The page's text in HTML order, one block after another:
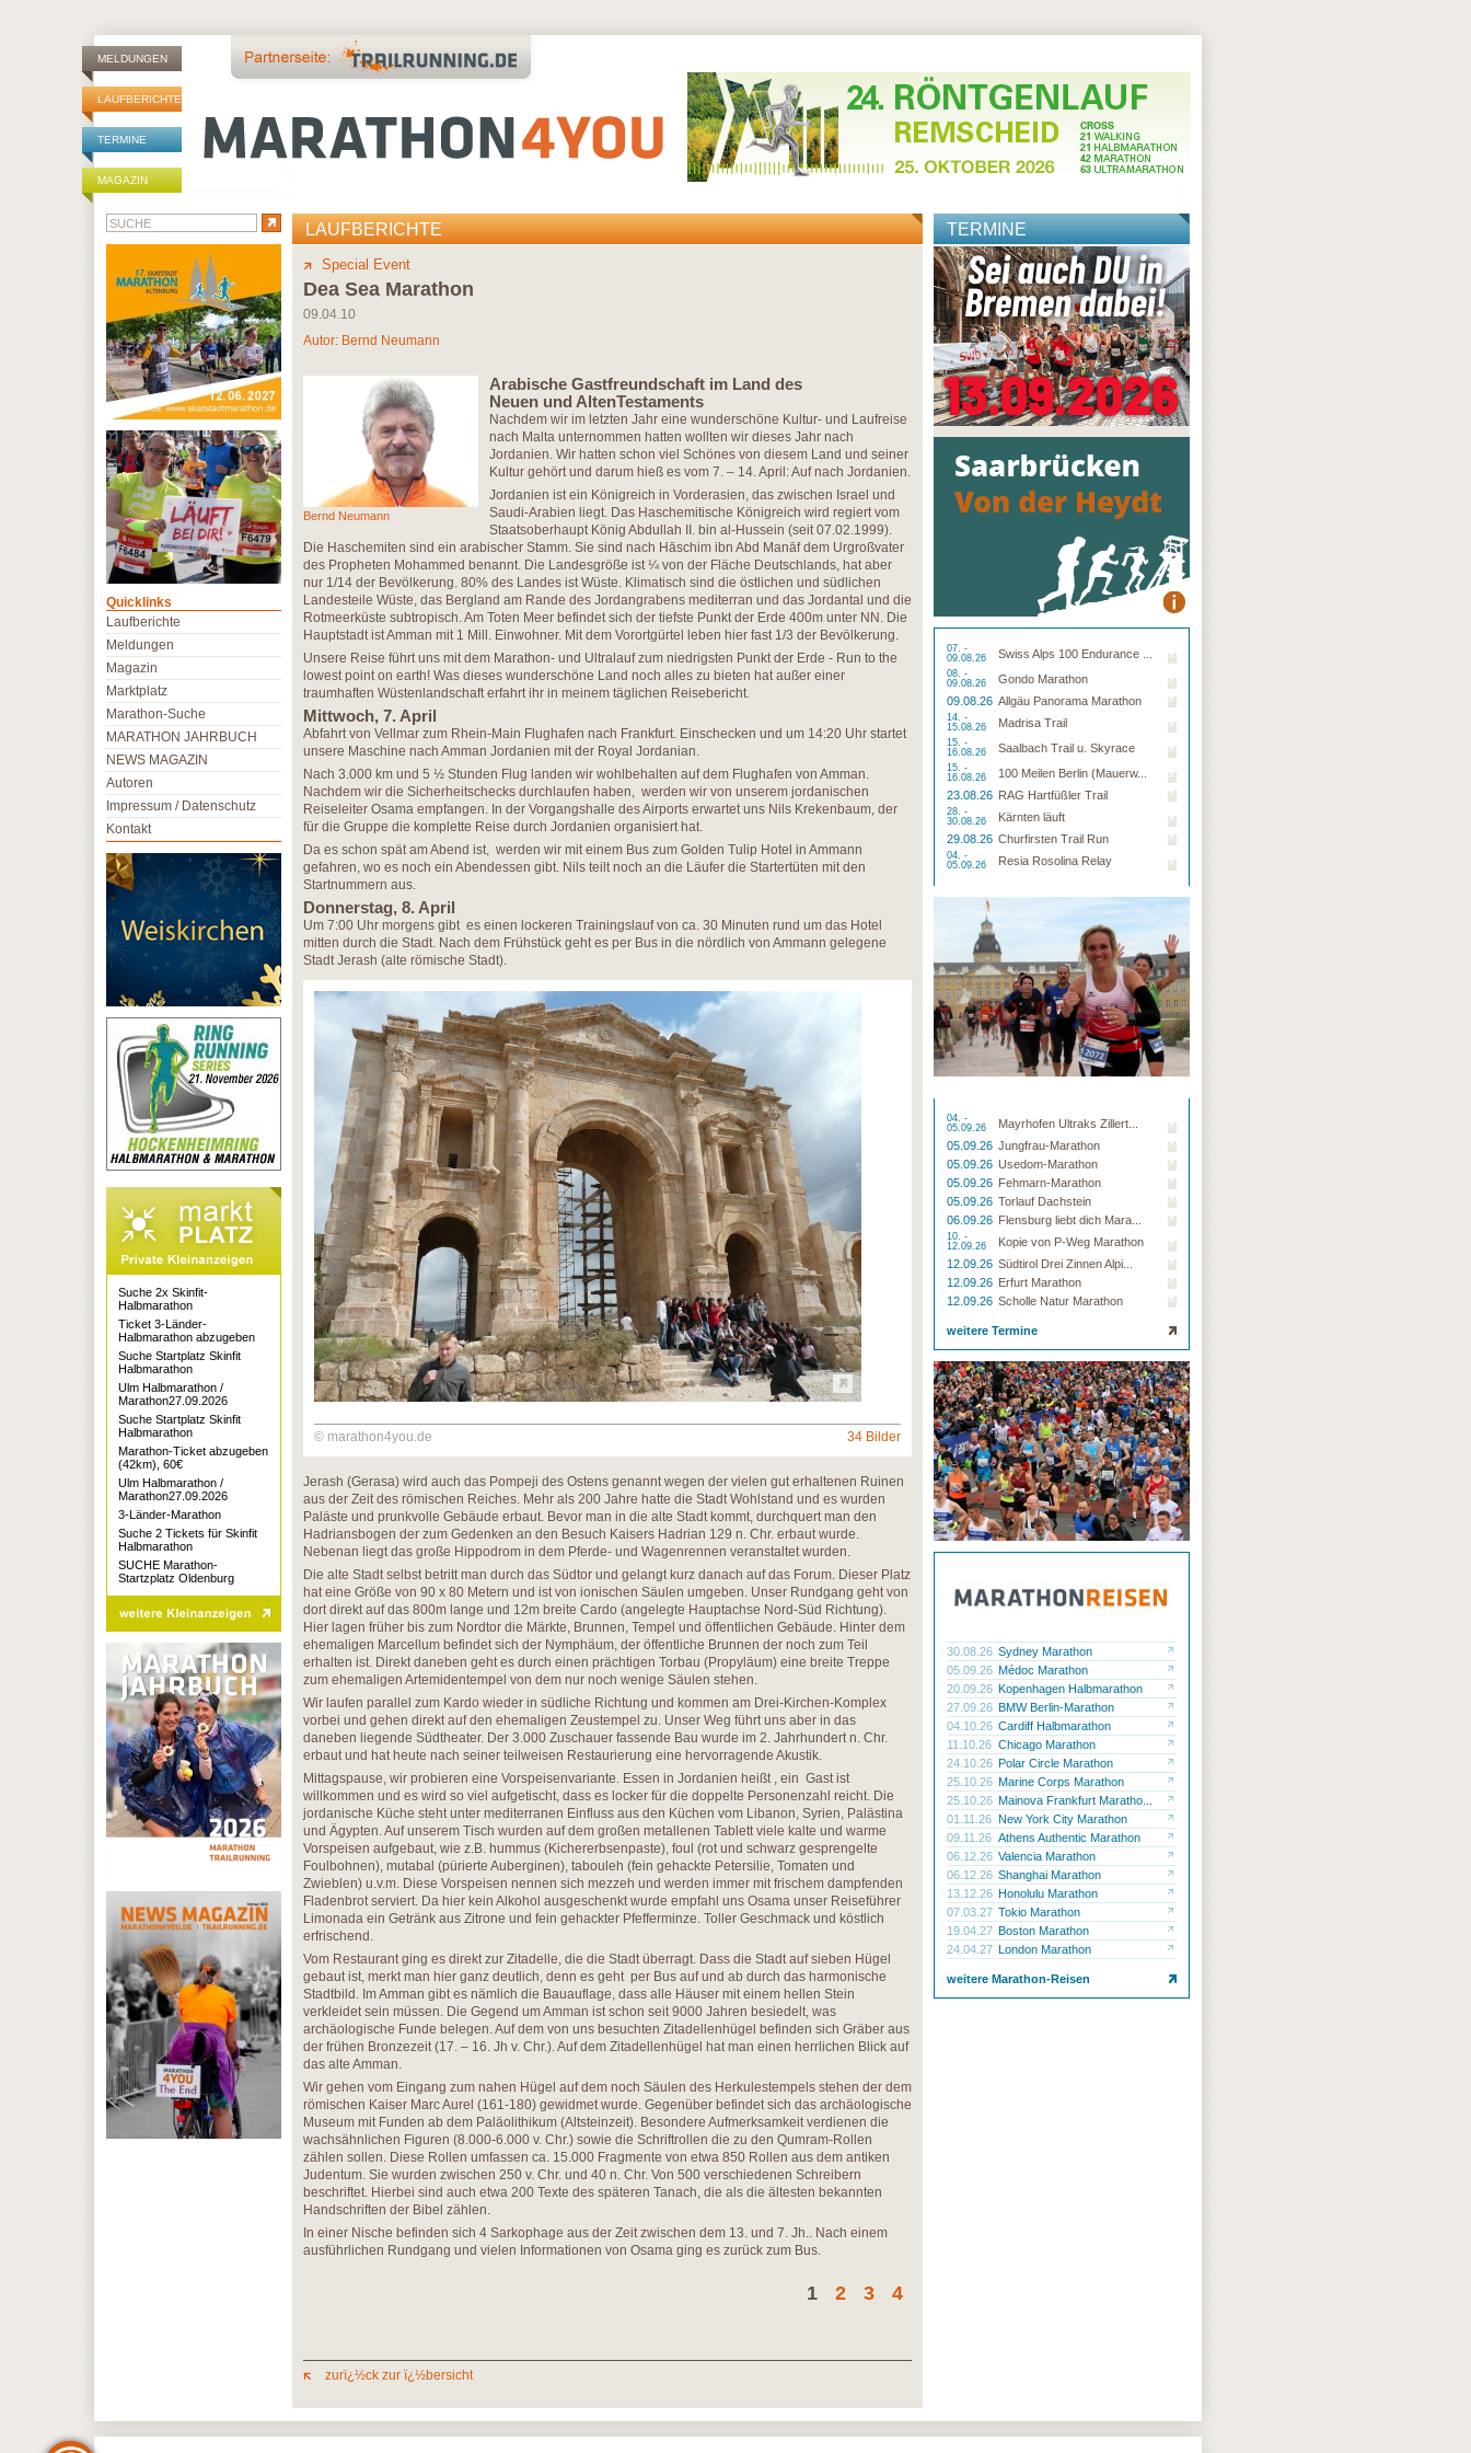
MELDUNGEN
LAUFBERICHTE
TERMINE
MAGAZIN
LAUFBERICHTE
Special Event
Dea Sea Marathon
09.04.10
Autor: Bernd Neumann
Bernd Neumann
Arabische Gastfreundschaft im Land des
Neuen und AltenTestaments
Nachdem wir im letzten Jahr eine wunderschöne Kultur- und Laufreise
nach Malta unternommen hatten wollten wir dieses Jahr nach
Jordanien. Wir hatten schon viel Schönes von diesem Land und seiner
Kultur gehört und darum hieß es vom 7. – 14. April: Auf nach Jordanien.
Jordanien ist ein Königreich in Vorderasien, das zwischen Israel und
Saudi-Arabien liegt. Das Haschemitische Königreich wird regiert vom
Staatsoberhaupt König Abdullah II. bin al-Hussein (seit 07.02.1999).
Die Haschemiten sind ein arabischer Stamm. Sie sind nach Hāschim ibn Abd Manāf dem Urgroßvater
des Propheten Mohammed benannt. Die Landesgröße ist ¼ von der Fläche Deutschlands, hat aber
nur 1/14 der Bevölkerung. 80% des Landes ist Wüste. Klimatisch sind die östlichen und südlichen
Landesteile Wüste, das Bergland am Rande des Jordangrabens mediterran und das Jordantal und die
Rotmeerküste subtropisch. Am Toten Meer befindet sich der tiefste Punkt der Erde 400m unter NN. Die
Hauptstadt ist Amman mit 1 Mill. Einwohner. Mit dem Vorortgürtel leben hier fast 1/3 der Bevölkerung.
Unsere Reise führt uns mit dem Marathon- und Ultralauf zum niedrigsten Punkt der Erde - Run to the
lowest point on earth! Was dieses wunderschöne Land noch alles zu bieten hat außer einer
traumhaften Wüstenlandschaft erfahrt ihr in meinem täglichen Reisebericht.
Mittwoch, 7. April
Abfahrt von Vellmar zum Rhein-Main Flughafen nach Frankfurt. Einschecken und um 14:20 Uhr startet
unsere Maschine nach Amman Jordanien mit der Royal Jordanian.
Nach 3.000 km und 5 ½ Stunden Flug landen wir wohlbehalten auf dem Flughafen von Amman.
Nachdem wir die Sicherheitschecks durchlaufen haben, werden wir von unserem jordanischen
Reiseleiter Osama empfangen. In der Vorgangshalle des Airports erwartet uns Nils Krekenbaum, der
für die Gruppe die komplette Reise durch Jordanien organisiert hat.
Da es schon spät am Abend ist, werden wir mit einem Bus zum Golden Tulip Hotel in Ammann
gefahren, wo es noch ein Abendessen gibt. Nils teilt noch an die Läufer die Startertüten mit den
Startnummern aus.
Donnerstag, 8. April
Um 7:00 Uhr morgens gibt es einen lockeren Trainingslauf von ca. 30 Minuten rund um das Hotel
mitten durch die Stadt. Nach dem Frühstück geht es per Bus in die nördlich von Ammann gelegene
Stadt Jerash (alte römische Stadt).
© marathon4you.de 34 Bilder
Jerash (Gerasa) wird auch das Pompeji des Ostens genannt wegen der vielen gut erhaltenen Ruinen
aus der Zeit des römischen Reiches. Mehr als 200 Jahre hatte die Stadt Wohlstand und es wurden
Paläste und prunkvolle Gebäude erbaut. Bevor man in die alte Stadt kommt, durchquert man den
Hadriansbogen der zum Gedenken an den Besuch Kaisers Hadrian 129 n. Chr. erbaut wurde.
Nebenan liegt das große Hippodrom in dem Pferde- und Wagenrennen veranstaltet wurden.
Die alte Stadt selbst betritt man durch das Südtor und gelangt kurz danach auf das Forum. Dieser Platz
hat eine Größe von 90 x 80 Metern und ist von ionischen Säulen umgeben. Unser Rundgang geht von
dort direkt auf das 800m lange und 12m breite Cardo (angelegte Hauptachse Nord-Süd Richtung).
Hier lagen früher bis zum Nordtor die Märkte, Brunnen, Tempel und öffentlichen Gebäude. Hinter dem
ehemaligen Marcellum befindet sich der Nymphäum, der öffentliche Brunnen der noch zum Teil
erhalten ist. Direkt daneben geht es durch einen prächtigen Torbau (Propyläum) eine breite Treppe
zum ehemaligen Artemidentempel von dem nur noch wenige Säulen stehen.
Wir laufen parallel zum Kardo wieder in südliche Richtung und kommen am Drei-Kirchen-Komplex
vorbei und gehen direkt auf den ehemaligen Zeustempel zu. Unser Weg führt uns aber in das
daneben liegende Südtheater. Der 3.000 Zuschauer fassende Bau wurde im 2. Jahrhundert n. Chr.
erbaut und hat heute nach seiner teilweisen Restaurierung eine hervorragende Akustik.
Mittagspause, wir probieren eine Vorspeisenvariante. Essen in Jordanien heißt , ein Gast ist
willkommen und es wird so viel aufgetischt, dass es locker für die doppelte Personenzahl reicht. Die
jordanische Küche steht unter mediterranen Einfluss aus den Küchen vom Libanon, Syrien, Palästina
und Ägypten. Auf unserem Tisch wurden auf dem großen metallenen Tablett viele kalte und warme
Vorspeisen aufgebaut, wie z.B. hummus (Kichererbsenpaste), foul (rot und schwarz gesprengelte
Foulbohnen), mutabal (pürierte Auberginen), tabouleh (fein gehackte Petersilie, Tomaten und
Zwieblen) u.v.m. Diese Vorspeisen nennen sich mezzeh und werden immer mit frischem dampfenden
Fladenbrot serviert. Da hier kein Alkohol ausgeschenkt wurde empfahl uns Osama unser Reiseführer
Limonada ein Getränk aus Zitrone und fein gehackter Pfefferminze. Toller Geschmack und köstlich
erfrischend.
Vom Restaurant ging es direkt zur Zitadelle, die die Stadt überragt. Dass die Stadt auf sieben Hügel
gebaut ist, merkt man hier ganz deutlich, denn es geht per Bus auf und ab durch das harmonische
Stadtbild. Im Amman gibt es nämlich die Bauauflage, dass alle Häuser mit einem hellen Stein
verkleidet sein müssen. Die Gegend um Amman ist schon seit 9000 Jahren besiedelt, was
archäologische Funde belegen. Auf dem von uns besuchten Zitadellenhügel befinden sich Gräber aus
der frühen Bronzezeit (17. – 16. Jh v. Chr.). Auf dem Zitadellenhügel hat man einen herrlichen Blick auf
das alte Amman.
Wir gehen vom Eingang zum nahen Hügel auf dem noch Säulen des Herkulestempels stehen der dem
römischen Kaiser Marc Aurel (161-180) gewidmet wurde. Gegenüber befindet sich das archäologische
Museum mit Funden ab dem Paläolithikum (Altsteinzeit). Besondere Aufmerksamkeit verdienen die
wachsähnlichen Figuren (8.000-6.000 v. Chr.) sowie die Schriftrollen die zu den Qumram-Rollen
zählen sollen. Diese Rollen umfassen ca. 15.000 Fragmente von etwa 850 Rollen aus dem antiken
Judentum. Sie wurden zwischen 250 v. Chr. und 40 n. Chr. Von 500 verschiedenen Schreibern
beschriftet. Hierbei sind auch etwa 200 Texte des späteren Tanach, die als die ältesten bekannten
Handschriften der Bibel zählen.
In einer Nische befinden sich 4 Sarkophage aus der Zeit zwischen dem 13. und 7. Jh.. Nach einem
ausführlichen Rundgang und vielen Informationen von Osama ging es zurück zum Bus.
1 2 3 4
zurï¿½ck zur ï¿½bersicht
TERMINE
07. -
09.08.26
Swiss Alps 100 Endurance ...
08. -
09.08.26
Gondo Marathon
09.08.26 Allgäu Panorama Marathon
14. -
15.08.26
Madrisa Trail
15. -
16.08.26
Saalbach Trail u. Skyrace
15. -
16.08.26
100 Meilen Berlin (Mauerw...
23.08.26 RAG Hartfüßler Trail
28. -
30.08.26
Kärnten läuft
29.08.26 Churfirsten Trail Run
04. -
05.09.26
Resia Rosolina Relay
04. -
05.09.26
Mayrhofen Ultraks Zillert...
05.09.26 Jungfrau-Marathon
05.09.26 Usedom-Marathon
05.09.26 Fehmarn-Marathon
05.09.26 Torlauf Dachstein
06.09.26 Flensburg liebt dich Mara...
10. -
12.09.26
Kopie von P-Weg Marathon
12.09.26 Südtirol Drei Zinnen Alpi...
12.09.26 Erfurt Marathon
12.09.26 Scholle Natur Marathon
weitere Termine
30.08.26 Sydney Marathon
05.09.26 Médoc Marathon
20.09.26 Kopenhagen Halbmarathon
27.09.26 BMW Berlin-Marathon
04.10.26 Cardiff Halbmarathon
11.10.26 Chicago Marathon
24.10.26 Polar Circle Marathon
25.10.26 Marine Corps Marathon
25.10.26 Mainova Frankfurt Maratho...
01.11.26 New York City Marathon
09.11.26 Athens Authentic Marathon
06.12.26 Valencia Marathon
06.12.26 Shanghai Marathon
13.12.26 Honolulu Marathon
07.03.27 Tokio Marathon
19.04.27 Boston Marathon
24.04.27 London Marathon
weitere Marathon-Reisen
Quicklinks
Laufberichte
Meldungen
Magazin
Marktplatz
Marathon-Suche
MARATHON JAHRBUCH
NEWS MAGAZIN
Autoren
Impressum / Datenschutz
Kontakt
Suche 2x Skinfit-
Halbmarathon
Ticket 3-Länder-
Halbmarathon abzugeben
Suche Startplatz Skinfit
Halbmarathon
Ulm Halbmarathon /
Marathon27.09.2026
Suche Startplatz Skinfit
Halbmarathon
Marathon-Ticket abzugeben
(42km), 60€
Ulm Halbmarathon /
Marathon27.09.2026
3-Länder-Marathon
Suche 2 Tickets für Skinfit
Halbmarathon
SUCHE Marathon-
Startzplatz Oldenburg